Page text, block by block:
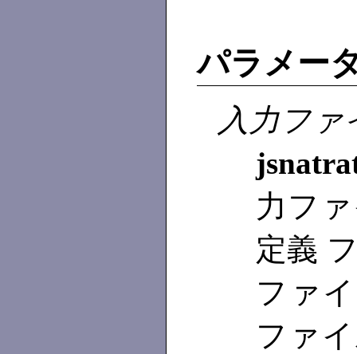
パラメー
入力ファ
力フ
定義
ファ
ファ